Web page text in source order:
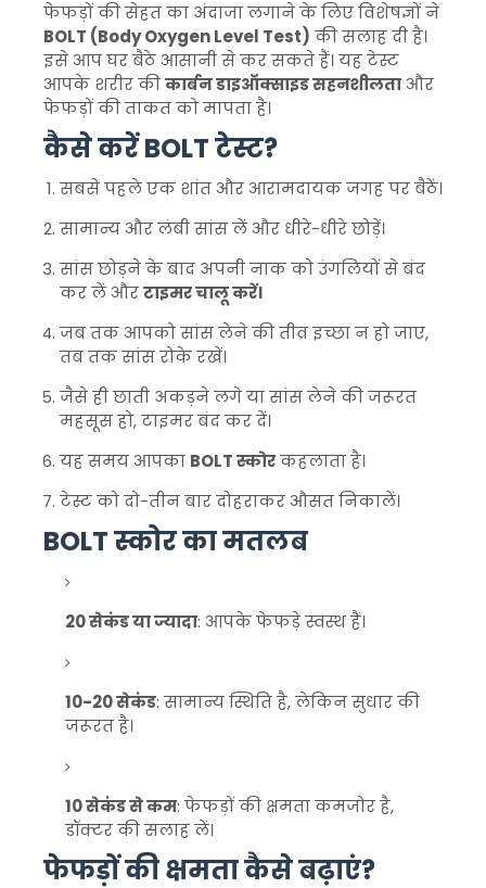
फेफड़ों की सेहत का अंदाजा लगाने के लिए विशेषज्ञों ने
BOLT (Body Oxygen Level Test) की सलाह दी है।
इसे आप घर बैठे आसानी से कर सकते हैं। यह टेस्ट
आपके शरीर कीकार्बन डाइऑक्साइड सहनशीलता और
फेफड़ों की ताकत को मापता है।
कैसे करें BOLT टेस्ट?
सबसे पहले एक शांत और आरामदायक जगह पर बैठें।
सामान्य और लंबी सांस लें और धीरे-धीरे छोड़ें।
सांस छोड़ने के बाद अपनी नाक को उंगलियों से बंद
कर लें औरटाइमर चालू करें।
जब तक आपको सांस लेने की तीव्र इच्छा न हो जाए,
तब तक सांस रोके रखें।
जैसे ही छाती अकड़ने लगे या सांस लेने की जरूरत
महसूस हो, टाइमर बंद कर दें।
यह समय आपका BOLT स्कोरकहलाता है।
टेस्ट को दो-तीन बार दोहराकर औसत निकालें।
BOLT स्कोर का मतलब
20 सेकंड या ज्यादा: आपके फेफड़े स्वस्थ हैं।
10-20 सेकंड: सामान्य स्थिति है, लेकिन सुधार की
जरूरत है।
10 सेकंड से कम: फेफड़ों की क्षमता कमजोर है,
डॉक्टर की सलाह लें।
फेफड़ों की क्षमता कैसे बढ़ाएं?